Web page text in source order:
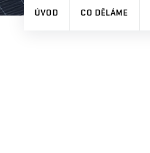
ÚVOD CO DĚLÁME